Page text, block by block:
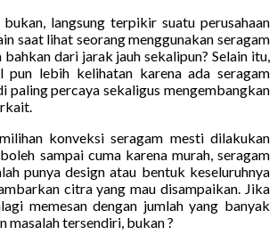
langsung terpikir suatu perusahaan
saat lihat seorang menggunakan seragam
dari jarak jauh sekalipun? Selain itu,
pun lebih kelihatan karena ada seragam
paling percaya sekaligus mengembangkan
konveksi seragam mesti dilakukan
sampai cuma karena murah, seragam
punya design atau bentuk keseluruhnya
citra yang mau disampaikan. Jika
memesan dengan jumlah yang banyak
masalah tersendiri, bukan ?